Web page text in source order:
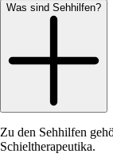
Was sind Sehhilfen?
Zu den Sehhilfen
Schieltherapeutika.